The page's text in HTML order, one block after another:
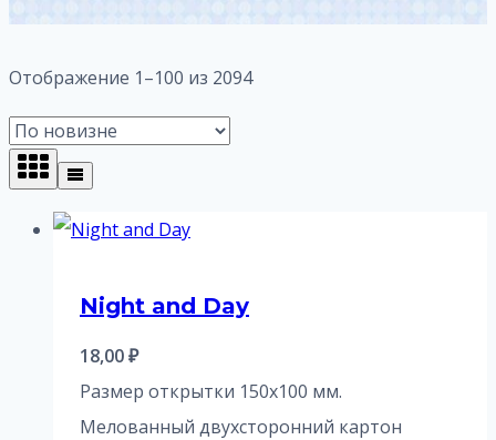
Отображение 1–100 из 2094Сортировка:
Night and Day
18,00₽
Размер открытки 150х100 мм.
Мелованный двухсторонний картон